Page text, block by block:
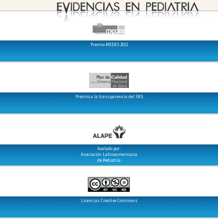
Premio MEDES 2012
Premio a la transparencia del SNS
Avalado por:
Asociación Latinoamericana
de Pediatría
Licencias Creative Commons